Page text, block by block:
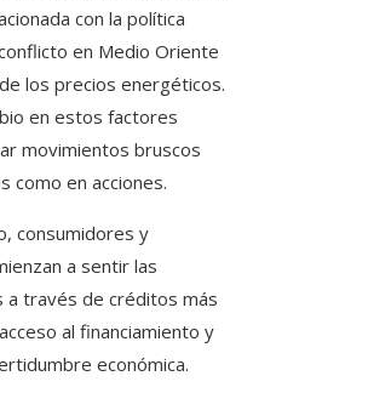
con la política
en Medio Oriente
los precios energéticos.
en estos factores
movimientos bruscos
como en acciones.
consumidores y
a sentir las
a través de créditos más
al financiamiento y
económica.